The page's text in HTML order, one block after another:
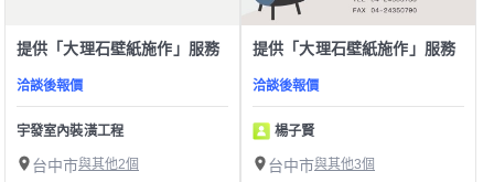
提供「大理石壁紙施作」服務
洽談後報價
宇發室內裝潢工程
台中市與其他2個
提供「大理石壁紙施作」服務
洽談後報價
楊子賢
台中市與其他3個